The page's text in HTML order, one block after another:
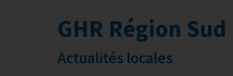
GHR Région Sud
Actualités locales